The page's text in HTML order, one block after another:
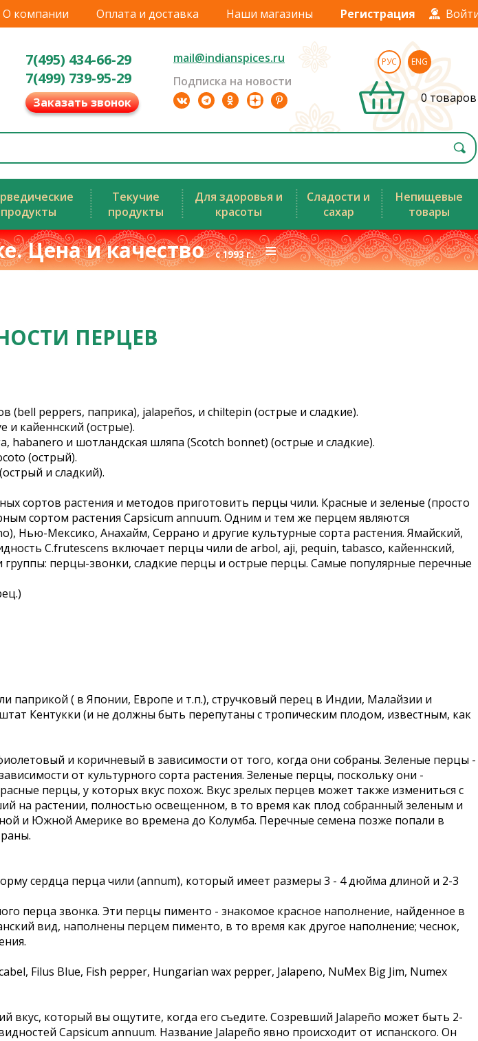
О компании Оплата и доставка Наши магазины Регистрация
7(495) 434-66-29
7(499) 739-95-29
Заказать звонок
mail@indianspices.ru
Подписка на новости
РУС ENG
0 товаров
продукты
Текучие
продукты
Для здоровья и
красоты
Сладости и
сахар
Непищевые
товары
Цена и качествос 1993 г.≡
ПЕРЦЕВ
peppers, паприка), jalapeños, и chiltepin (острые и сладкие).
и кайеннский (острые).
и шотландская шляпа (Scotch bonnet) (острые и сладкие).
(острый).
и сладкий).
сортов растения и методов приготовить перцы чили. Красные и зеленые (просто
сортом растения Capsicum annuum. Одним и тем же перцем являются
Нью-Мексико, Анахайм, Серрано и другие культурные сорта растения. Ямайский,
C.frutescens включает перцы чили de arbol, aji, pequin, tabasco, кайеннский,
перцы-звонки, сладкие перцы и острые перцы. Самые популярные перечные
( в Японии, Европе и т.п.), стручковый перец в Индии, Малайзии и
Кентукки (и не должны быть перепутаны с тропическим плодом, известным, как
и коричневый в зависимости от того, когда они собраны. Зеленые перцы -
от культурного сорта растения. Зеленые перцы, поскольку они -
перцы, у которых вкус похож. Вкус зрелых перцев может также измениться с
на растении, полностью освещенном, в то время как плод собранный зеленым и
и Южной Америке во времена до Колумба. Перечные семена позже попали в
сердца перца чили (annum), который имеет размеры 3 - 4 дюйма длиной и 2-3
перца звонка. Эти перцы пименто - знакомое красное наполнение, найденное в
вид, наполнены перцем пименто, в то время как другое наполнение; чеснок,
Filus Blue, Fish pepper, Hungarian wax pepper, Jalapeno, NuMex Big Jim, Numex
вкус, который вы ощутите, когда его съедите. Созревший Jalapeño может быть 2-
Capsicum annuum. Название Jalapeño явно происходит от испанского. Он